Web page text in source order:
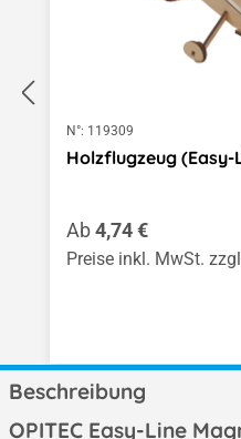
N°: 119309
Holzflugzeug (Easy-
Regulärer Preis:
Ab4,74 €
Preise inkl. MwSt.
Beschreibung
OPITEC Easy-Line